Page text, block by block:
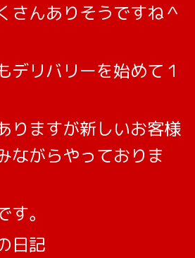
さんありそうですね＾
デリバリーを始めて１
りますが新しいお客様
ながらやっておりま
。
日記